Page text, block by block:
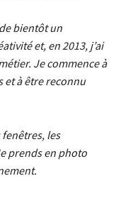
bientôt un
et, en 2013, j’ai
Je commence à
et à être reconnu
les
prends en photo